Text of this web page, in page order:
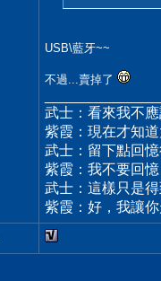
USB\藍牙~~
不過...賣掉了
武士：看來我不應
紫霞：現在才知道
武士：留下點回憶
紫霞：我不要回
武士：這樣只是
紫霞：好，我讓